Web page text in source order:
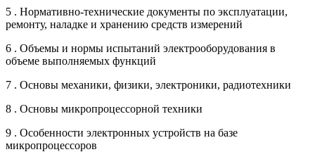
5 . Нормативно-технические документы по эксплуатации,
ремонту, наладке и хранению средств измерений
6 . Объемы и нормы испытаний электрооборудования в
объеме выполняемых функций
7 . Основы механики, физики, электроники, радиотехники
8 . Основы микропроцессорной техники
9 . Особенности электронных устройств на базе
микропроцессоров